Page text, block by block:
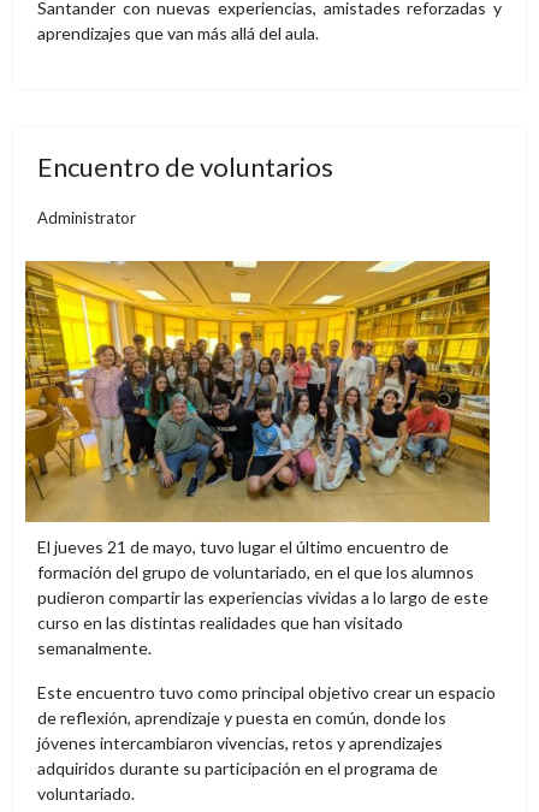
Santander con nuevas experiencias, amistades reforzadas y
aprendizajes que van más allá del aula.
Encuentro de voluntarios
Administrator
El jueves 21 de mayo, tuvo lugar el último encuentro de
formación del grupo de voluntariado, en el que los alumnos
pudieron compartir las experiencias vividas a lo largo de este
curso en las distintas realidades que han visitado
semanalmente.
Este encuentro tuvo como principal objetivo crear un espacio
de reflexión, aprendizaje y puesta en común, donde los
jóvenes intercambiaron vivencias, retos y aprendizajes
adquiridos durante su participación en el programa de
voluntariado.